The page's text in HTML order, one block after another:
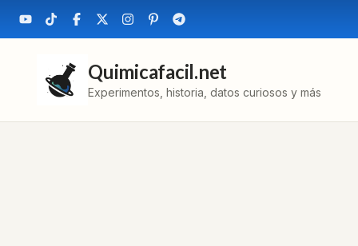
Quimicafacil.net
Experimentos, historia, datos curiosos y más